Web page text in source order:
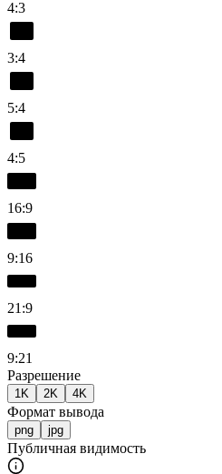
4:3
3:4
5:4
4:5
16:9
9:16
21:9
9:21
Разрешение
1K 2K 4K
Формат вывода
png jpg
Публичная видимость